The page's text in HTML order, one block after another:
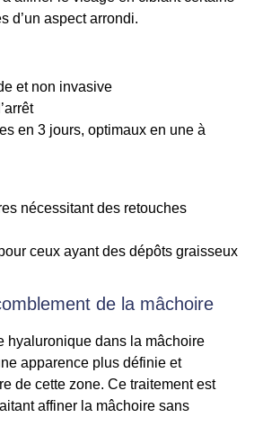
d’un aspect arrondi.
et non invasive
en 3 jours, optimaux en une à
nécessitant des retouches
ceux ayant des dépôts graisseux
de la mâchoire
hyaluronique dans la mâchoire
apparence plus définie et
de cette zone. Ce traitement est
affiner la mâchoire sans